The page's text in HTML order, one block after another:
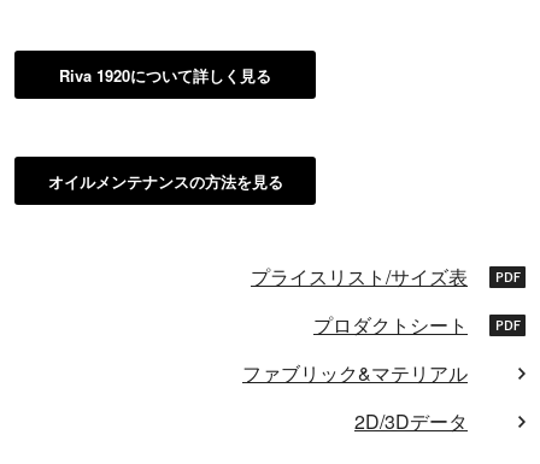
Riva 1920について詳しく見る
オイルメンテナンスの方法を見る
プライスリスト/サイズ表
プロダクトシート
ファブリック&マテリアル
2D/3Dデータ